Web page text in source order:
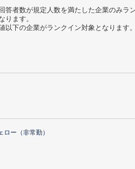
者数が規定人数を満たした企業のみラ
ります。
下の企業がランクイン対象となります。
ー（非常勤）